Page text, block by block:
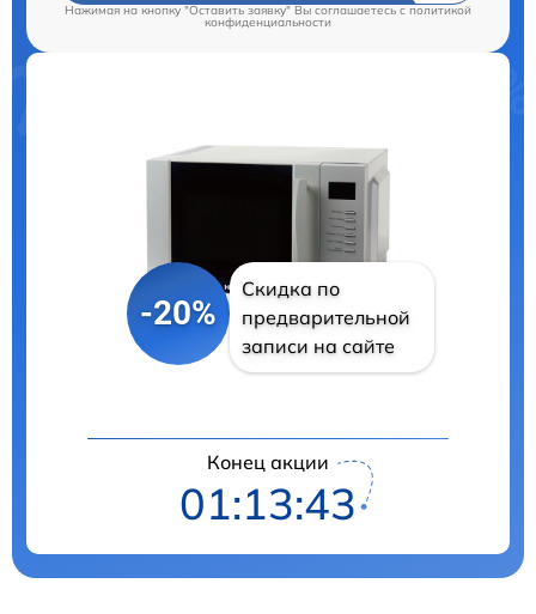
Нажимая на кнопку "Оставить заявку" Вы соглашаетесь cполитикой
конфиденциальности
-20%
Скидка по
предварительной
записи на сайте
Конец акции
01:13:42